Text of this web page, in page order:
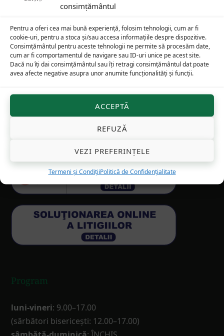
consimțământul
Pentru a oferi cea mai bună experiență, folosim tehnologii, cum ar fi
cookie-uri, pentru a stoca și/sau accesa informațiile despre dispozitive.
Consimțământul pentru aceste tehnologii ne permite să procesăm date,
cum ar fi comportamentul de navigare sau ID-uri unice pe acest site.
Dacă nu îți dai consimțământul sau îți retragi consimțământul dat poate
avea afecte negative asupra unor anumite funcționalități și funcții.
ACCEPTĂ
REFUZĂ
VEZI PREFERINȚELE
Termeni și CondițiiPolitică de Confidențialitate
Info
Valoarea minimă a unei comenzi este de 30 de lei.
REDUCERI(în funcţie de valoarea totală a comenzii):
– transport gratuit(pentru comenzi peste 100 de
-10%(comenzi peste 200 de lei)
(comenzi peste 400 de lei)
Program
luni-vineri: 9.00–17.00
(sărbători bisericești: 12.00–17.00)